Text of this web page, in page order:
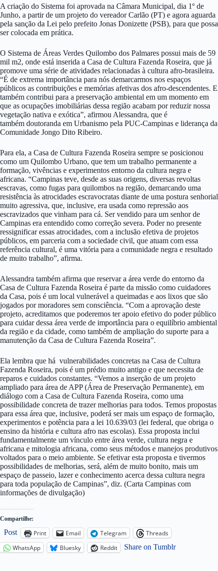
A criação do Sistema foi aprovada na Câmara Municipal, dia 1º de
Junho, a partir de um projeto do vereador Carlão (PT) e agora aguarda
pela sanção da Lei pelo prefeito Jonas Donizette (PSB), para que possa
ser colocada em prática.
O Sistema de Áreas Verdes Quilombo dos Palmares possui mais de 59
mil m2, onde está inserida a Casa de Cultura Fazenda Roseira, que já
promove uma série de atividades relacionadas à cultura afro-brasileira.
“É de extrema importância para nós demarcarmos nos espaços
públicos as contribuições e memórias afetivas dos afro-descendentes. E
também contribui para a preservação ambiental em um momento em
que as ocupações imobiliárias dessa região acabam por reduzir nossa
vegetação nativa e exótica”, afirmou Alessandra, que é
também doutoranda em Urbanismo pela PUC-Campinas e liderança da
Comunidade Jongo Dito Ribeiro.
Para ela, a Casa de Cultura Fazenda Roseira sempre se posicionou
como um Quilombo Urbano, que tem um trabalho permanente a
formação, vivências e experimentos entorno da cultura negra e
africana. “Campinas teve, desde as suas origens, diversas revoltas
escravas, como fugas para quilombos na região, demarcando uma
resistência às atrocidades escravocratas diante de uma postura senhorial
muito agressiva, que, inclusive, era usada como repressão aos
escravizados que vinham para cá. Ser vendido para um senhor de
Campinas era entendido como correção severa. Poder no presente
ressignificar essas atrocidades, com a inclusão efetiva de projetos
públicos, em parceria com a sociedade civil, que atuam com essa
referência cultural, é uma vitória para a comunidade negra e resultado
de muito trabalho”, afirma.
Alessandra também afirma que reservar a área verde do entorno da
Casa de Cultura Fazenda Roseira é parte da missão como cuidadores
da Casa, pois é um local vulnerável a queimadas e aos lixos que são
jogados por moradores sem consciência. “Com a aprovação deste
projeto, acreditamos que poderemos ter apoio efetivo do poder público
para cuidar dessa área verde de importância para o equilíbrio ambiental
da região e da cidade, como também de ampliação do suporte para a
manutenção da Casa de Cultura Fazenda Roseira”.
Ela lembra que há vulnerabilidades concretas na Casa de Cultura
Fazenda Roseira, pois é um prédio muito antigo e que necessita de
reparos e cuidados constantes. “Vemos a inserção de um projeto
ampliado para área de APP (Área de Preservação Permanente), em
diálogo com a Casa de Cultura Fazenda Roseira, como uma
possibilidade concreta de trazer melhorias para todos. Temos propostas
para essa área que, inclusive, poderá ser mais um espaço de formação,
experimentos e potência para a lei 10.639/03 (lei federal, que obriga o
ensino da história e cultura afro nas escolas). Essa proposta inclui
fundamentalmente um vínculo entre área verde, cultura negra e
africana e mitologia africana, como seus métodos e manejos produtivos
voltados para o meio ambiente. Se efetivar esta proposta e tivermos
possibilidades de melhorias, será, além de muito bonito, mais um
espaço de passeio, lazer e conhecimento acerca dessa cultura negra
para toda população de Campinas”, diz. (Carta Campinas com
informações de divulgação)
Compartilhe:
Post Print Email Telegram
Threads
WhatsApp
Bluesky Reddit Share on Tumblr